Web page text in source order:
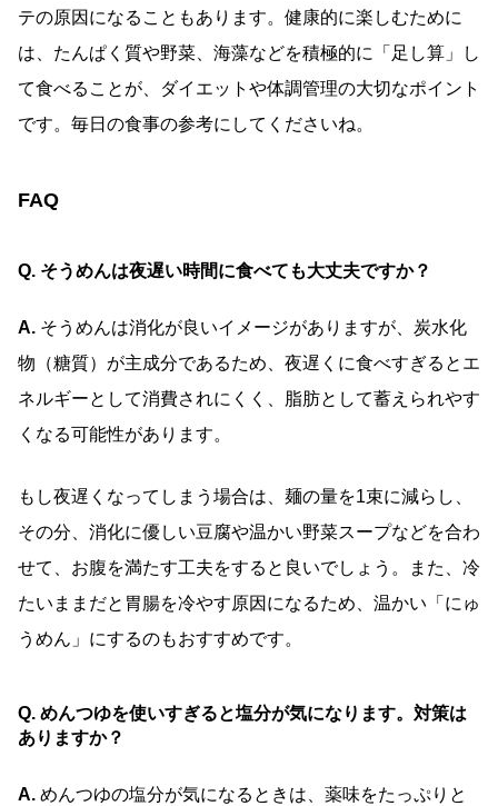
テの原因になることもあります。健康的に楽しむために
は、たんぱく質や野菜、海藻などを積極的に「足し算」し
て食べることが、ダイエットや体調管理の大切なポイント
です。毎日の食事の参考にしてくださいね。
FAQ
Q. そうめんは夜遅い時間に食べても大丈夫ですか？
A. そうめんは消化が良いイメージがありますが、炭水化
物（糖質）が主成分であるため、夜遅くに食べすぎるとエ
ネルギーとして消費されにくく、脂肪として蓄えられやす
くなる可能性があります。
もし夜遅くなってしまう場合は、麺の量を1束に減らし、
その分、消化に優しい豆腐や温かい野菜スープなどを合わ
せて、お腹を満たす工夫をすると良いでしょう。また、冷
たいままだと胃腸を冷やす原因になるため、温かい「にゅ
うめん」にするのもおすすめです。
Q. めんつゆを使いすぎると塩分が気になります。対策は
ありますか？
A. めんつゆの塩分が気になるときは、薬味をたっぷりと